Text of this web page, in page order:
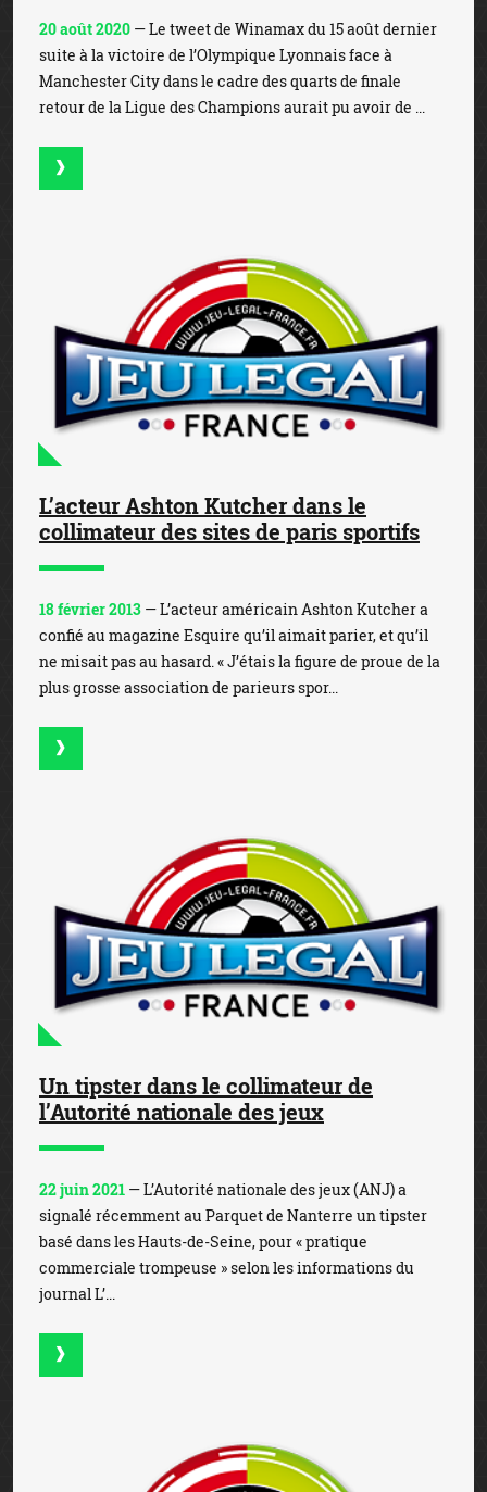
20 août 2020 — Le tweet de Winamax du 15 août dernier
suite à la victoire de l’Olympique Lyonnais face à
Manchester City dans le cadre des quarts de finale
retour de la Ligue des Champions aurait pu avoir de ...
L’acteur Ashton Kutcher dans le
collimateur des sites de paris sportifs
18 février 2013 — L’acteur américain Ashton Kutcher a
confié au magazine Esquire qu’il aimait parier, et qu’il
ne misait pas au hasard. « J’étais la figure de proue de la
plus grosse association de parieurs spor...
Un tipster dans le collimateur de
l’Autorité nationale des jeux
22 juin 2021 — L’Autorité nationale des jeux (ANJ) a
signalé récemment au Parquet de Nanterre un tipster
basé dans les Hauts-de-Seine, pour « pratique
commerciale trompeuse » selon les informations du
journal L’...